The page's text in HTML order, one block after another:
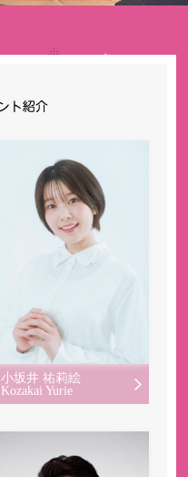
小坂井 祐莉絵
Kozakai Yurie